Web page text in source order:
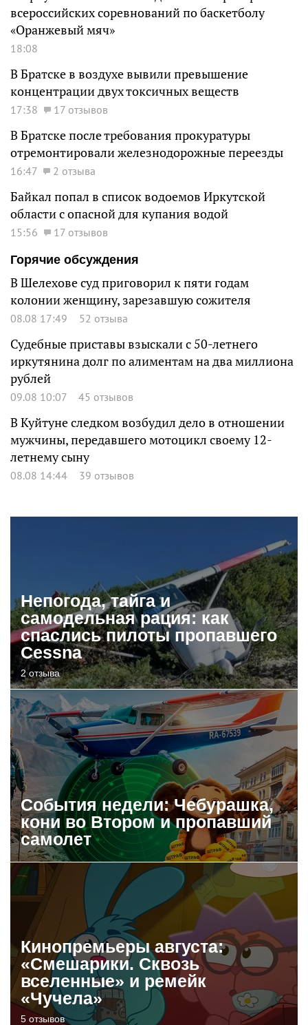
всероссийских соревнований по баскетболу
«Оранжевый мяч»
18:08
В Братске в воздухе вывили превышение
концентрации двух токсичных веществ
17:38 17 отзывов
В Братске после требования прокуратуры
отремонтировали железнодорожные переезды
16:47 2 отзыва
Байкал попал в список водоемов Иркутской
области с опасной для купания водой
15:56
17 отзывов
Горячие обсуждения
В Шелехове суд приговорил к пяти годам
колонии женщину, зарезавшую сожителя
08.08 17:49 52 отзыва
Судебные приставы взыскали с 50-летнего
иркутянина долг по алиментам на два миллиона
рублей
09.08 10:07 45 отзывов
В Куйтуне следком возбудил дело в отношении
мужчины, передавшего мотоцикл своему 12-
летнему сыну
08.08 14:44 39 отзывов
Непогода, тайга и
самодельная рация: как
спаслись пилоты пропавшего
Cessna
2 отзыва
События недели: Чебурашка,
кони во Втором и пропавший
самолет
Кинопремьеры августа:
«Смешарики. Сквозь
вселенные» и ремейк
«Чучела»
5 отзывов